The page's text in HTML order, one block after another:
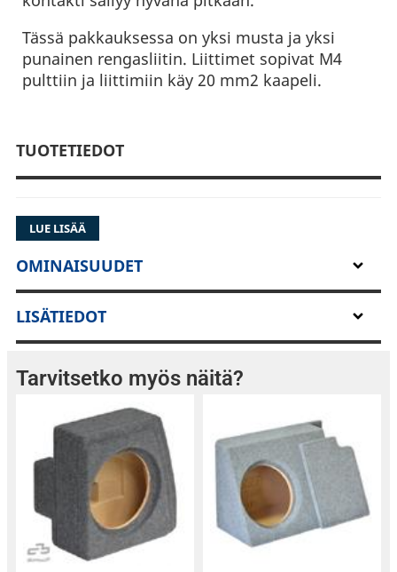
Tässä pakkauksessa on yksi musta ja yksi
punainen rengasliitin. Liittimet sopivat M4
pulttiin ja liittimiin käy 20 mm2 kaapeli.
TUOTETIEDOT
LUE LISÄÄ
OMINAISUUDET
LISÄTIEDOT
Tarvitsetko myös näitä?